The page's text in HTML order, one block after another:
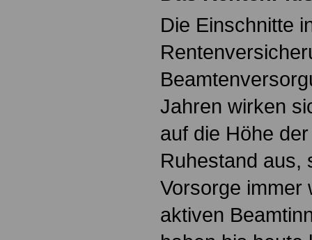
Die Einschnitte
Jahren wirken
auf die Höhe
Ruhestand aus,
Vorsorge immer
aktiven